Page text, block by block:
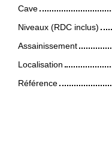
Cave
Niveaux (RDC inclus)
Assainissement
Localisation
Référence